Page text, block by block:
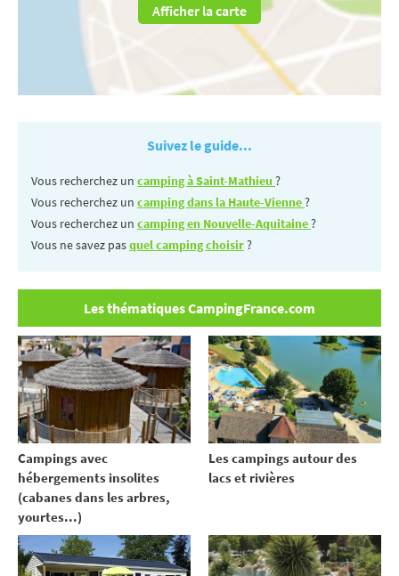
Afficher la carte
Suivez le guide...
Vous recherchez un camping à Saint-Mathieu ?
Vous recherchez un camping dans la Haute-Vienne?
Vous recherchez un camping en Nouvelle-Aquitaine?
Vous ne savez pasquel camping choisir?
Les thématiques CampingFrance.com
Campings avec
hébergements insolites
(cabanes dans les arbres,
yourtes...)
Les campings autour des
lacs et rivières